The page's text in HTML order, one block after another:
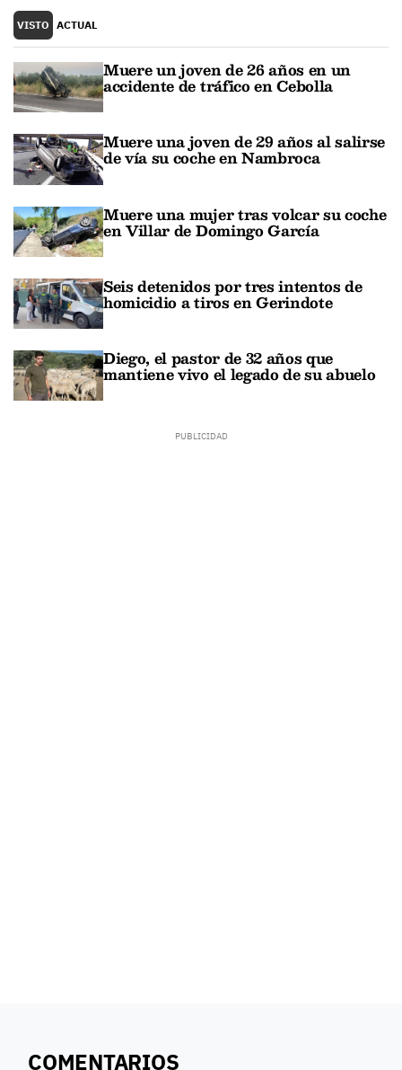
VISTO ACTUAL
Muere un joven de 26 años en un
accidente de tráfico en Cebolla
Muere una joven de 29 años al salirse
de vía su coche en Nambroca
Muere una mujer tras volcar su coche
en Villar de Domingo García
Seis detenidos por tres intentos de
homicidio a tiros en Gerindote
Diego, el pastor de 32 años que
mantiene vivo el legado de su abuelo
COMENTARIOS